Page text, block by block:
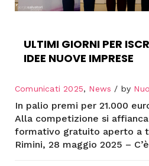
ULTIMI GIORNI PER
IDEE NUOVE IMPRESE
Comunicati 2025, News by
In palio premi per 21.000
Alla competizione si
formativo gratuito aperto a
Rimini, 28 maggio 2025 –